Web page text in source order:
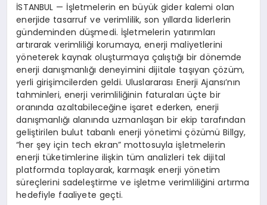
İSTANBUL — İşletmelerin en büyük gider kalemi olan
enerjide tasarruf ve verimlilik, son yıllarda liderlerin
gündeminden düşmedi. İşletmelerin yatırımları
artırarak verimliliği korumaya, enerji maliyetlerini
yöneterek kaynak oluşturmaya çalıştığı bir dönemde
enerji danışmanlığı deneyimini dijitale taşıyan çözüm,
yerli girişimcilerden geldi. Uluslararası Enerji Ajansı’nın
tahminleri, enerji verimliliğinin faturaları üçte bir
oranında azaltabileceğine işaret ederken, enerji
danışmanlığı alanında uzmanlaşan bir ekip tarafından
geliştirilen bulut tabanlı enerji yönetimi çözümü Billgy,
“her şey için tech ekran” mottosuyla işletmelerin
enerji tüketimlerine ilişkin tüm analizleri tek dijital
platformda toplayarak, karmaşık enerji yönetim
süreçlerini sadeleştirme ve işletme verimliliğini artırma
hedefiyle faaliyete geçti.